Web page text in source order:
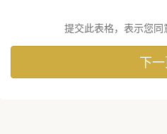
提交此表格，表示您同